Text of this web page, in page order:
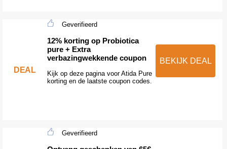
DEAL
Geverifieerd
12% korting op Probiotica
pure + Extra
verbazingwekkende coupon
Kijk op deze pagina voor Atida Pure
korting en de laatste coupon codes.
BEKIJK DEAL
Geverifieerd